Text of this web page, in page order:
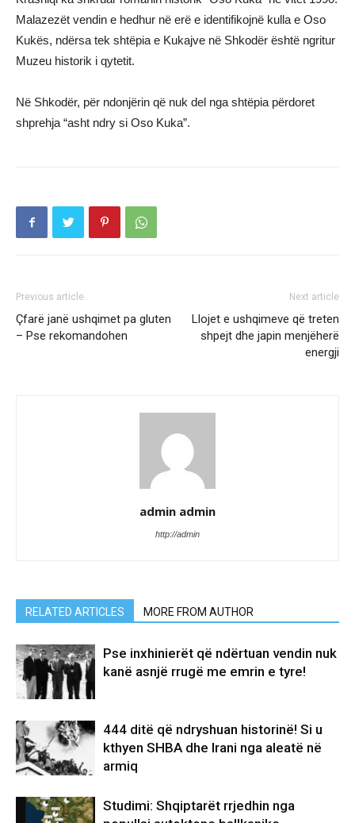
Malazezët vendin e hedhur në erë e identifikojnë kulla e Oso
Kukës, ndërsa tek shtëpia e Kukajve në Shkodër është ngritur
Muzeu historik i qytetit.
Në Shkodër, për ndonjërin që nuk del nga shtëpia përdoret
shprehja “asht ndry si Oso Kuka”.
Previous article
Çfarë janë ushqimet pa gluten
– Pse rekomandohen
Next article
Llojet e ushqimeve që treten
shpejt dhe japin menjëherë
energji
admin admin
http://admin
RELATED ARTICLES MORE FROM AUTHOR
Pse inxhinierët që ndërtuan vendin nuk
kanë asnjë rrugë me emrin e tyre!
444 ditë që ndryshuan historinë! Si u
kthyen SHBA dhe Irani nga aleatë në
armiq
Studimi: Shqiptarët rrjedhin nga